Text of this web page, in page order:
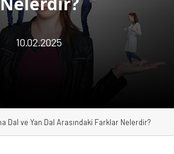
10.02.2025
Dal ve Yan Dal Arasındaki Farklar Nelerdir?